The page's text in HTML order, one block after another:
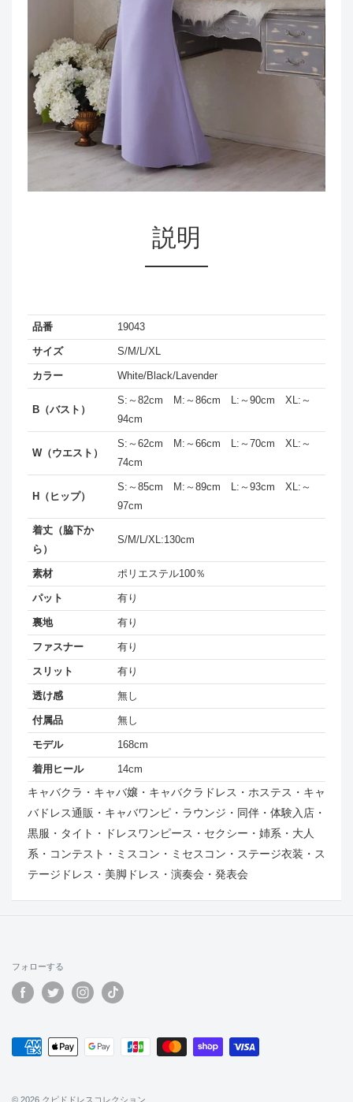
説明
品番 19043
サイズ S/M/L/XL
カラー White/Black/Lavender
B（バスト）
S:～82cm M:～86cm L:～90cm XL:～
94cm
W（ウエスト）
S:～62cm M:～66cm L:～70cm XL:～
74cm
H（ヒップ）
S:～85cm M:～89cm L:～93cm XL:～
97cm
着丈（脇下か
ら）
S/M/L/XL:130cm
素材 ポリエステル100％
パット 有り
裏地 有り
ファスナー 有り
スリット 有り
透け感 無し
付属品 無し
モデル 168cm
着用ヒール 14cm
キャバクラ・キャバ嬢・キャバクラドレス・ホステス・キャ
バドレス通販・キャバワンピ・ラウンジ・同伴・体験入店・
黒服・タイト・ドレスワンピース・セクシー・姉系・大人
系・コンテスト・ミスコン・ミセスコン・ステージ衣装・ス
テージドレス・美脚ドレス・演奏会・発表会
フォローする
© 2026 クピドドレスコレクション